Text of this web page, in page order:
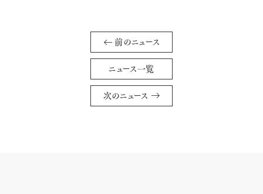
前のニュース
ニュース一覧
次のニュース